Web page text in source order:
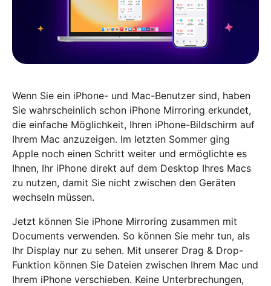
Wenn Sie ein iPhone- und Mac-Benutzer sind, haben
Sie wahrscheinlich schon iPhone Mirroring erkundet,
die einfache Möglichkeit, Ihren iPhone-Bildschirm auf
Ihrem Mac anzuzeigen. Im letzten Sommer ging
Apple noch einen Schritt weiter und ermöglichte es
Ihnen, Ihr iPhone direkt auf dem Desktop Ihres Macs
zu nutzen, damit Sie nicht zwischen den Geräten
wechseln müssen.
Jetzt können Sie iPhone Mirroring zusammen mit
Documents verwenden. So können Sie mehr tun, als
Ihr Display nur zu sehen. Mit unserer Drag & Drop-
Funktion können Sie Dateien zwischen Ihrem Mac und
Ihrem iPhone verschieben. Keine Unterbrechungen,